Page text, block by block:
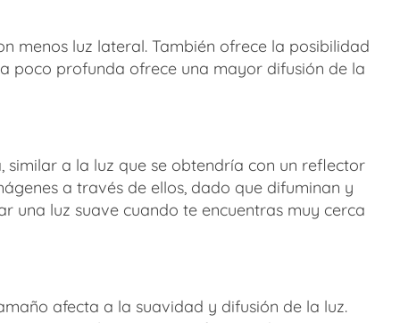
menos luz lateral. También ofrece la posibilidad
poco profunda ofrece una mayor difusión de la
similar a la luz que se obtendría con un reflector
a través de ellos, dado que difuminan y
una luz suave cuando te encuentras muy cerca
afecta a la suavidad y difusión de la luz.